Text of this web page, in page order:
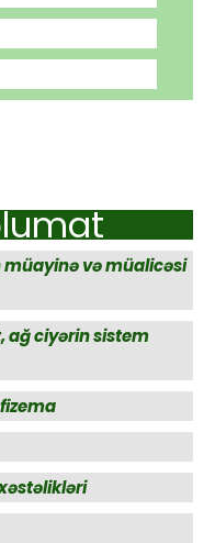
müayinə və müalicəsi
ağ ciyərin sistem